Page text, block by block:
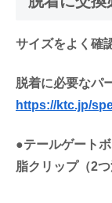
サイズをよく確
脱着に必要なパ
https://ktc.jp/
●テールゲート
脂クリップ（2つ